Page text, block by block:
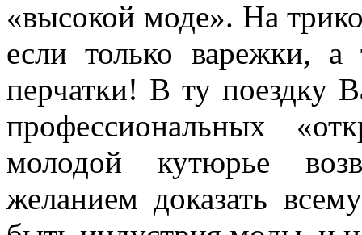
«высокой моде». На
если только варежки,
перчатки! В ту поездку
профессиональных
молодой кутюрье
желанием доказать